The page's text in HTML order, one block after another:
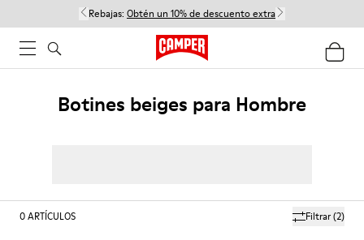
Rebajas: Obtén un 10% de descuento extra
Botines beiges para Hombre
Filtrar(2)
0ARTÍCULOS